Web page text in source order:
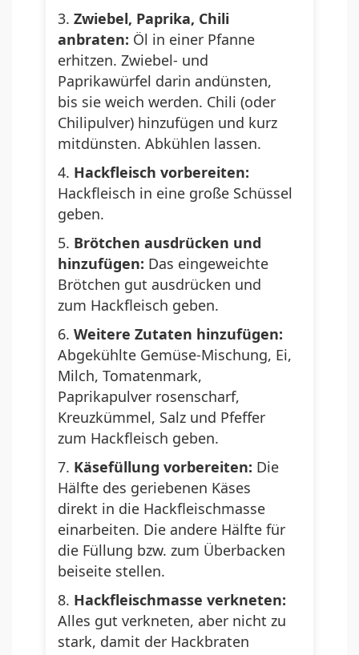
Zwiebel, Paprika, Chili
anbraten: Öl in einer Pfanne
erhitzen. Zwiebel- und
Paprikawürfel darin andünsten,
bis sie weich werden. Chili (oder
Chilipulver) hinzufügen und kurz
mitdünsten. Abkühlen lassen.
Hackfleisch vorbereiten:
Hackfleisch in eine große Schüssel
geben.
Brötchen ausdrücken und
hinzufügen: Das eingeweichte
Brötchen gut ausdrücken und
zum Hackfleisch geben.
Weitere Zutaten hinzufügen:
Abgekühlte Gemüse-Mischung, Ei,
Milch, Tomatenmark,
Paprikapulver rosenscharf,
Kreuzkümmel, Salz und Pfeffer
zum Hackfleisch geben.
Käsefüllung vorbereiten: Die
Hälfte des geriebenen Käses
direkt in die Hackfleischmasse
einarbeiten. Die andere Hälfte für
die Füllung bzw. zum Überbacken
beiseite stellen.
Hackfleischmasse verkneten:
Alles gut verkneten, aber nicht zu
stark, damit der Hackbraten